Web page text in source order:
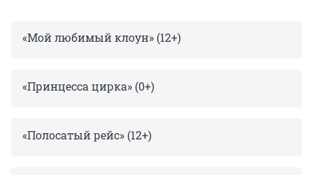
«Мой любимый клоун» (12+)
«Принцесса цирка» (0+)
«Полосатый рейс» (12+)